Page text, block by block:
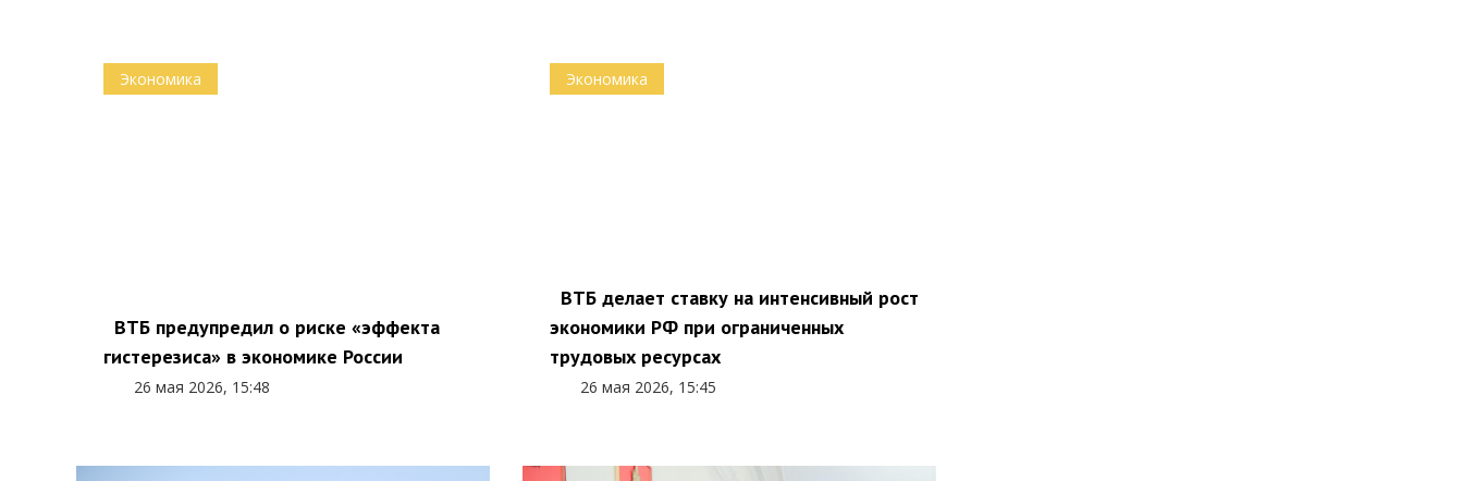
Экономика
ВТБ предупредил о риске «эффекта
гистерезиса» в экономике России
26 мая 2026, 15:48
Экономика
ВТБ делает ставку на интенсивный рост
экономики РФ при ограниченных
трудовых ресурсах
26 мая 2026, 15:45